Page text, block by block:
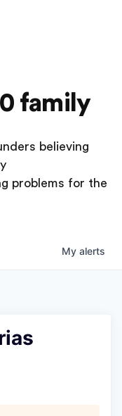
family
believing
problems for the
My alerts